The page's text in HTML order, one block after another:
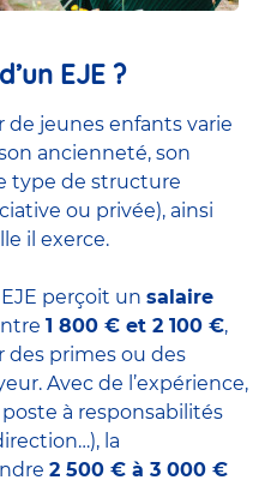
EJE ?
de jeunes enfants varie
ancienneté, son
type de structure
ou privée), ainsi
il exerce.
perçoit un salaire
1 800 € et 2 100 €,
des primes ou des
Avec de l’expérience,
à responsabilités
la
2 500 € à 3 000 €